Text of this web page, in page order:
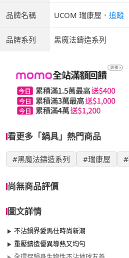
品牌名稱 UCOM 瑞康屋 ． 追蹤
品牌系列 黑魔法鑄造系列
看更多「鍋具」熱門商品
#黑魔法鑄造系列 #瑞康屋
尚無商品評價
圖文詳情
不沾鍋界愛馬仕時尚新潮
重壓鑄造優異導熱又均勻